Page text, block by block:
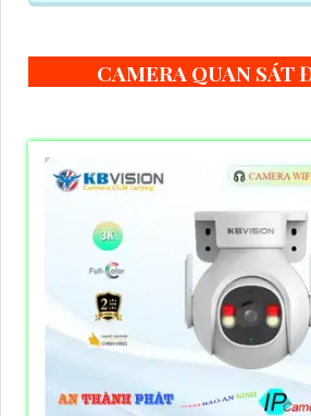
CAMERA QUAN SÁT